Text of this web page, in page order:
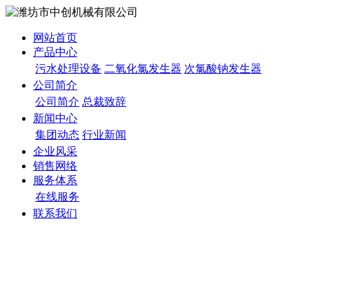
网站首页
产品中心
污水处理设备 二氧化氯发生器 次氯酸钠发生器
公司简介
公司简介 总裁致辞
新闻中心
集团动态 行业新闻
企业风采
销售网络
服务体系
在线服务
联系我们